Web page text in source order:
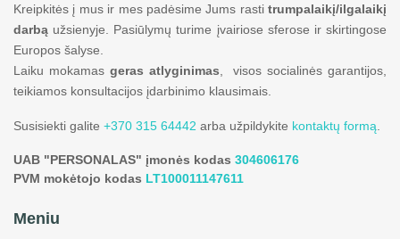
Kreipkitės į mus ir mes padėsime Jums rasti trumpalaikį/ilgalaikį
darbą užsienyje. Pasiūlymų turime įvairiose sferose ir skirtingose
Europos šalyse.
Laiku mokamas geras atlyginimas , visos socialinės garantijos,
teikiamos konsultacijos įdarbinimo klausimais.
Susisiekti galite +370 315 64442 arba užpildykite kontaktų formą
UAB "PERSONALAS" įmonės kodas 304606176
PVM mokėtojo kodas LT100011147611
Meniu